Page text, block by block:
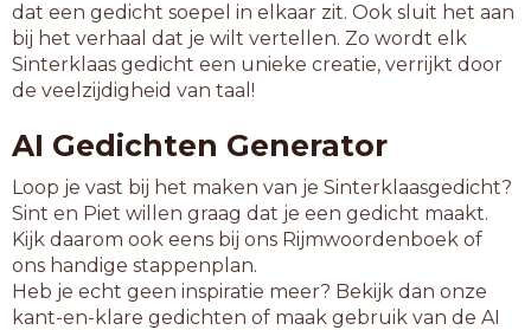
dat een gedicht soepel in elkaar zit. Ook sluit het aan
bij het verhaal dat je wilt vertellen. Zo wordt elk
Sinterklaas gedicht een unieke creatie, verrijkt door
de veelzijdigheid van taal!
AI Gedichten Generator
Loop je vast bij het maken van je Sinterklaasgedicht?
Sint en Piet willen graag dat je een gedicht maakt.
Kijk daarom ook eens bij ons Rijmwoordenboek of
ons handige stappenplan.
Heb je echt geen inspiratie meer? Bekijk dan onze
kant-en-klare gedichten of maak gebruik van de AI